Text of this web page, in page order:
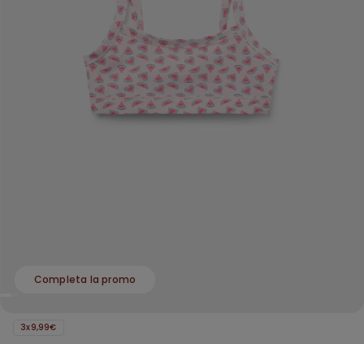
Completa la promo
3x9,99€